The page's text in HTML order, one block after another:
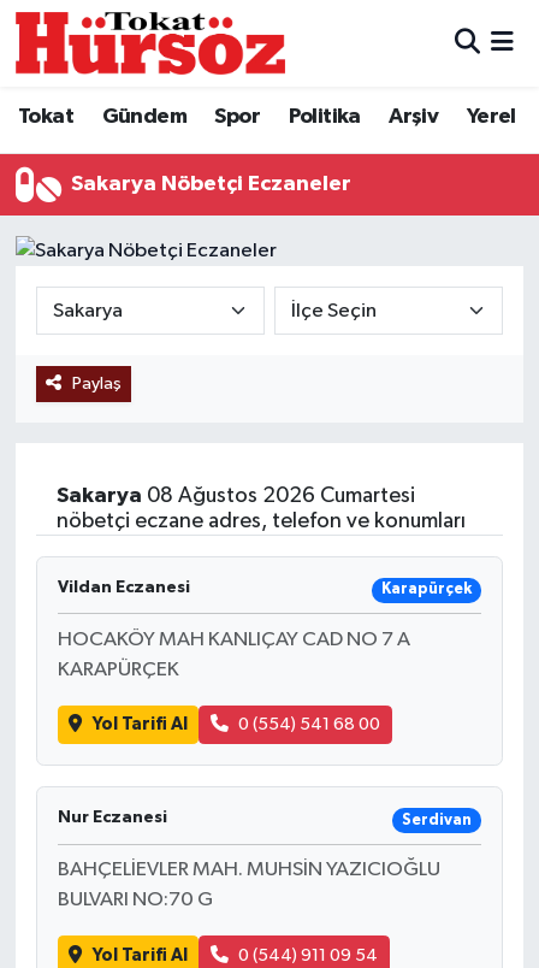
Tokat Gündem Spor Politika Arşiv Yerel
Sakarya Nöbetçi Eczaneler
Paylaş
Sakarya 08 Ağustos 2026 Cumartesi
nöbetçi eczane adres, telefon ve konumları
Vildan Eczanesi Karapürçek
HOCAKÖY MAH KANLIÇAY CAD NO 7 A
KARAPÜRÇEK
Yol Tarifi Al 0 (554) 541 68 00
Nur Eczanesi Serdivan
BAHÇELİEVLER MAH. MUHSİN YAZICIOĞLU
BULVARI NO:70 G
Yol Tarifi Al 0 (544) 911 09 54
Türkiye Gündemi
Gündem
Spor
Politika
Eğitim
Ekonomi
Sağlık
Tokat Haber
Hava Durumu
Tokat Namaz Vakitleri
Süper Lig Puan Durumu ve Fikstür
Tüm Manşetler
Haber Arşivi